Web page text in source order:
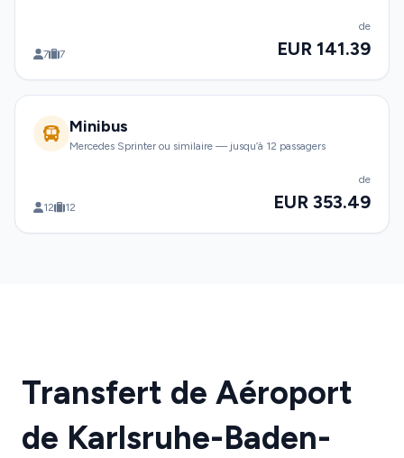
7 7
de
EUR 141.39
Minibus
Mercedes Sprinter ou similaire — jusqu’à 12 passagers
12 12
de
EUR 353.49
Transfert de Aéroport
de Karlsruhe-Baden-